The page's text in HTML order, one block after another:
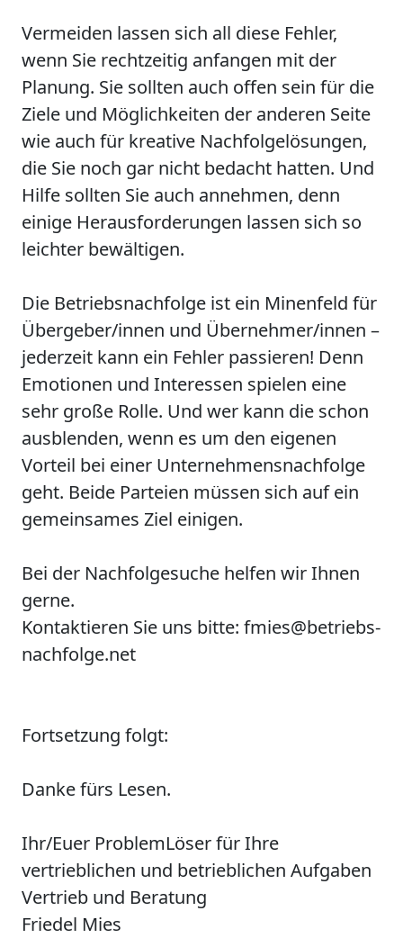
Vermeiden lassen sich all diese Fehler,
wenn Sie rechtzeitig anfangen mit der
Planung. Sie sollten auch offen sein für die
Ziele und Möglichkeiten der anderen Seite
wie auch für kreative Nachfolgelösungen,
die Sie noch gar nicht bedacht hatten. Und
Hilfe sollten Sie auch annehmen, denn
einige Herausforderungen lassen sich so
leichter bewältigen.
Die Betriebsnachfolge ist ein Minenfeld für
Übergeber/innen und Übernehmer/innen –
jederzeit kann ein Fehler passieren! Denn
Emotionen und Interessen spielen eine
sehr große Rolle. Und wer kann die schon
ausblenden, wenn es um den eigenen
Vorteil bei einer Unternehmensnachfolge
geht. Beide Parteien müssen sich auf ein
gemeinsames Ziel einigen.
Bei der Nachfolgesuche helfen wir Ihnen
gerne.
Kontaktieren Sie uns bitte: fmies@betriebs-
nachfolge.net
Fortsetzung folgt:
Danke fürs Lesen.
Ihr/Euer ProblemLöser für Ihre
vertrieblichen und betrieblichen Aufgaben
Vertrieb und Beratung
Friedel Mies